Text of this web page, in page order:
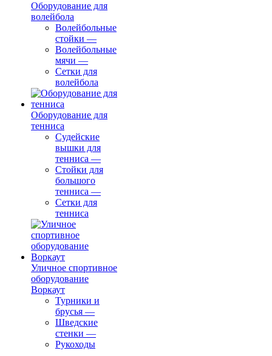
Оборудование для
волейбола
Волейбольные
стойки —
Волейбольные
мячи —
Сетки для
волейбола
Оборудование для
тенниса
Судейские
вышки для
тенниса —
Стойки для
большого
тенниса —
Сетки для
тенниса
Уличное спортивное
оборудование
Воркаут
Турники и
брусья —
Шведские
стенки —
Рукоходы